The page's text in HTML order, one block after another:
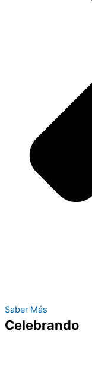
Saber Más
Celebrando